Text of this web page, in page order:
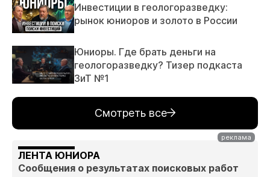
Инвестиции в геологоразведку:
рынок юниоров и золото в России
Юниоры. Где брать деньги на
геологоразведку? Тизер подкаста
ЗиТ №1
Смотреть все
ЛЕНТА ЮНИОРА
Сообщения о результатах поисковых работ